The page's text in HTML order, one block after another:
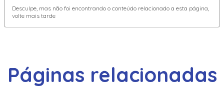
Desculpe, mas não foi encontrando o conteúdo relacionado a esta página,
volte mais tarde
Páginas relacionadas